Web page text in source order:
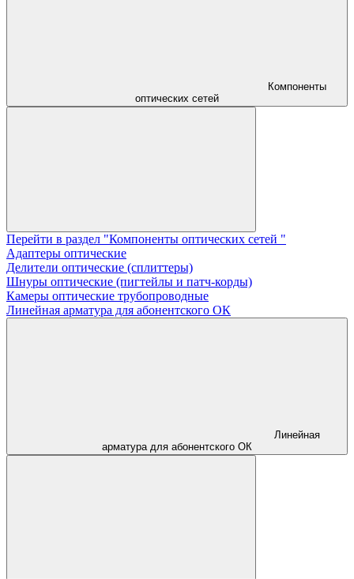
Компоненты
оптических сетей
Перейти в раздел "Компоненты оптических сетей "
Адаптеры оптические
Делители оптические (сплиттеры)
Шнуры оптические (пигтейлы и патч-корды)
Камеры оптические трубопроводные
Линейная арматура для абонентского ОК
Линейная
арматура для абонентского ОК